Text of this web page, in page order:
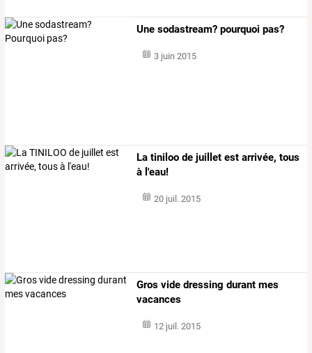
Une sodastream? pourquoi pas?
3 juin 2015
La tiniloo de juillet est arrivée, tous
à l'eau!
20 juil. 2015
Gros vide dressing durant mes
vacances
12 juil. 2015